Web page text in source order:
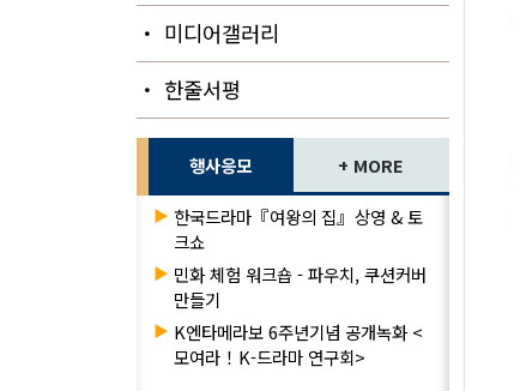
・ 미디어갤러리
・ 한줄서평
행사응모 + MORE
▶ 한국드라마『여왕의 집』상영 & 토
크쇼
▶ 민화 체험 워크숍 - 파우치, 쿠션커버
만들기
▶ K엔타메라보 6주년기념 공개녹화 <
모여라！K-드라마 연구회>